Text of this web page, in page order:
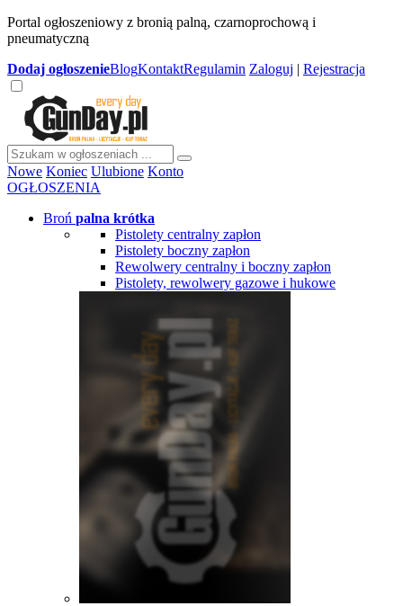
Portal ogłoszeniowy z bronią palną, czarnoprochową i
pneumatyczną
Dodaj ogłoszenieBlogKontaktRegulamin Zaloguj | Rejestracja
Nowe Koniec Ulubione Konto
OGŁOSZENIA
Broń palna krótka
Pistolety centralny zapłon
Pistolety boczny zapłon
Rewolwery centralny i boczny zapłon
Pistolety, rewolwery gazowe i hukowe